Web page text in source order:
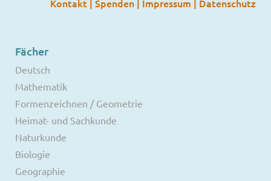
Kontakt | Spenden | Impressum | Datenschutz
Fächer
Deutsch
Mathematik
Formenzeichnen / Geometrie
Heimat- und Sachkunde
Naturkunde
Biologie
Geographie